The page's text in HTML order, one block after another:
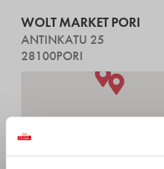
WOLT MARKET PORI
ANTINKATU 25
28100PORI